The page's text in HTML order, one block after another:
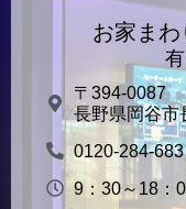
お家ま
〒394-0087
長野県岡谷市
0120-284-683
9：30～18：